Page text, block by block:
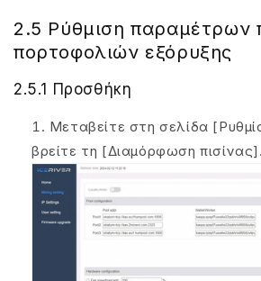
2.5 Ρύθμιση παραμέτρων
πορτοφολιών εξόρυξης
2.5.1 Προσθήκη
Μεταβείτε στη σελίδα
βρείτε τη [Διαμόρφωση πισίνας].